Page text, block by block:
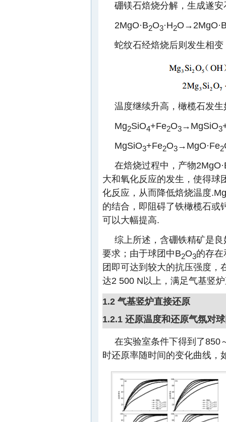
硼镁石焙烧分解，生成遂安
2MgO·B2O3·H2
蛇纹石经焙烧后则发生相
温度继续升高，橄榄石发
Mg2SiO4+Fe2O3→MgSiO3
MgSiO3+Fe2O3→MgO·Fe2
在焙烧过程中，产物
大和氧化反应的发生，使得球
化反应，从而降低焙烧温度
的结合，即阻碍了铁橄榄石或
可以大幅提高.
综上所述，含硼铁精矿是
要求；由于球团中B2O3的存在
团即可达到较大的抗压强度
达2 500 N以上，满足气基竖
1.2 气基竖炉直接还原
1.2.1 还原温度和还原气氛对
在实验室条件下得到了
时还原率随时间的变化曲线，